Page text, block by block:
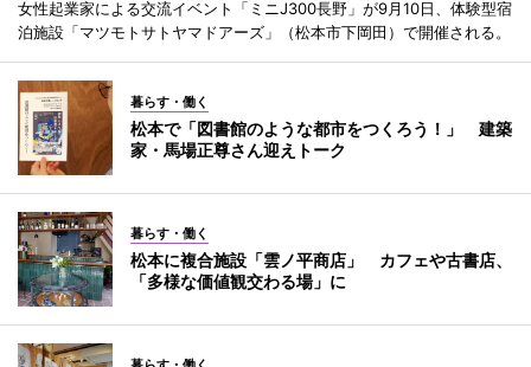
女性起業家による交流イベント「ミニJ300長野」が9月10日、体験型宿
泊施設「マツモトサトヤマドアーズ」（松本市下岡田）で開催される。
暮らす・働く
松本で「図書館のような都市をつくろう！」 建築
家・馬場正尊さん迎えトーク
暮らす・働く
松本に複合施設「雲ノ平商店」 カフェや古書店、
「多様な価値観交わる場」に